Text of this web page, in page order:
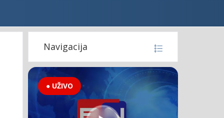
Navigacija
● UŽIVO